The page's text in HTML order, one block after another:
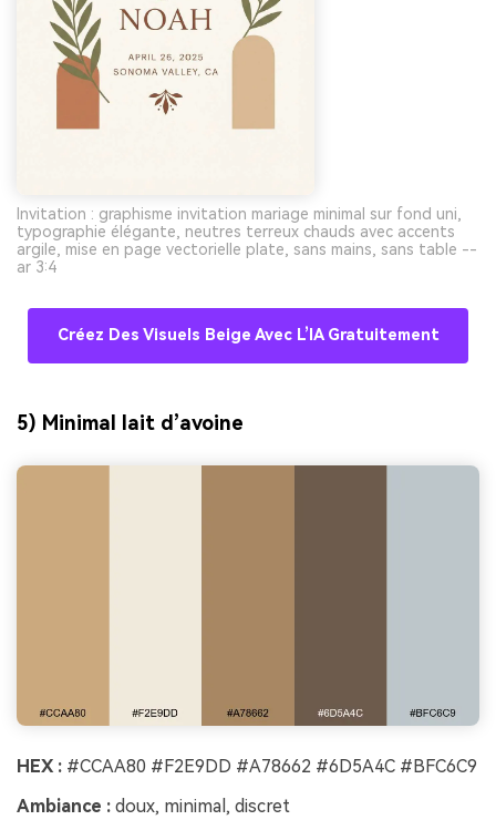
Invitation : graphisme invitation mariage minimal sur fond uni,
typographie élégante, neutres terreux chauds avec accents
argile, mise en page vectorielle plate, sans mains, sans table --
ar 3:4
Créez Des Visuels Beige Avec L’IA Gratuitement
5) Minimal lait d’avoine
HEX : #CCAA80 #F2E9DD #A78662 #6D5A4C #BFC6C9
Ambiance : doux, minimal, discret